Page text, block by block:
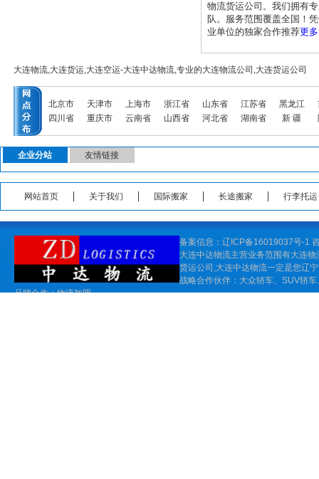
物流货运公司。我们拥有
队。服务范围覆盖全国！
业单位的独家合作推荐更
大连物流,大连货运,大连空运-大连中达物流,专业的大连物流公司,大连货运公司
北京市 天津市 上海市 浙江省 山东省 江苏省 黑龙江
四川省
重庆市 云南省 山西省 河北省 湖南省 新 疆
企业分站 友情链接
网站首页 关于我们 国际搬家 长途搬家 行李托运
备案信息：辽ICP备16019037号-1
大连中达物流主营业务范围有大连物
货运公司 ,大连中达物流一定是您辽
战略合作伙伴： 大众轿车、 SUV轿车
品牌合作：物流加盟